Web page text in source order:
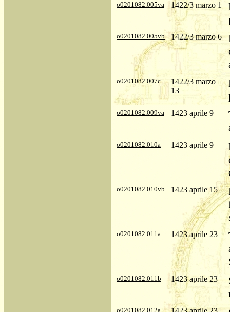
o0201082.005va 1422/3 marzo 1
o0201082.005vb 1422/3 marzo 6
o0201082.007c
1422/3 marzo
13
o0201082.009va 1423 aprile 9
o0201082.010a 1423 aprile 9
o0201082.010vb 1423 aprile 15
o0201082.011a 1423 aprile 23
o0201082.011b 1423 aprile 23
o0201082.012a